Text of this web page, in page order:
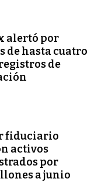
alertó por
de hasta cuatro
de
fiduciario
activos
por
a junio